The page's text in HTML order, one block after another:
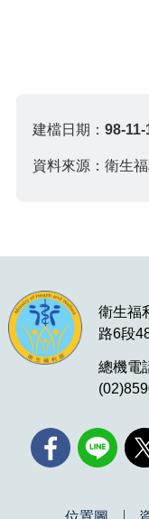
建檔日期：98-11-
資料來源：衛生
衛生福
路6段
總機電